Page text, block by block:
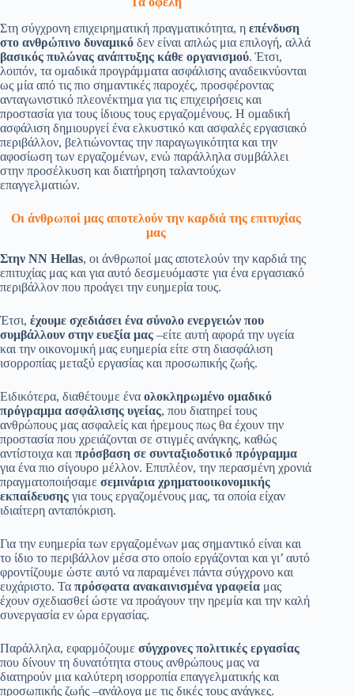
Στη σύγχρονη επιχειρηματική πραγματικότητα, η επένδυση
στο ανθρώπινο δυναμικό δεν είναι απλώς μια επιλογή, αλλά
βασικός πυλώνας ανάπτυξης κάθε οργανισμού. Έτσι,
λοιπόν, τα ομαδικά προγράμματα ασφάλισης αναδεικνύονται
ως μία από τις πιο σημαντικές παροχές, προσφέροντας
ανταγωνιστικό πλεονέκτημα για τις επιχειρήσεις και
προστασία για τους ίδιους τους εργαζομένους. Η ομαδική
ασφάλιση δημιουργεί ένα ελκυστικό και ασφαλές εργασιακό
περιβάλλον, βελτιώνοντας την παραγωγικότητα και την
αφοσίωση των εργαζομένων, ενώ παράλληλα συμβάλλει
στην προσέλκυση και διατήρηση ταλαντούχων
επαγγελματιών.
Οι άνθρωποί μας αποτελούν την καρδιά της επιτυχίας
μας
Στην NN Hellas, οι άνθρωποί μας αποτελούν την καρδιά της
επιτυχίας μας και για αυτό δεσμευόμαστε για ένα εργασιακό
περιβάλλον που προάγει την ευημερία τους.
Έτσι, έχουμε σχεδιάσει ένα σύνολο ενεργειών που
συμβάλλουν στην ευεξία μας –είτε αυτή αφορά την υγεία
και την οικονομική μας ευημερία είτε στη διασφάλιση
ισορροπίας μεταξύ εργασίας και προσωπικής ζωής.
Ειδικότερα, διαθέτουμε ένα ολοκληρωμένο ομαδικό
πρόγραμμα ασφάλισης υγείας, που διατηρεί τους
ανθρώπους μας ασφαλείς και ήρεμους πως θα έχουν την
προστασία που χρειάζονται σε στιγμές ανάγκης, καθώς
αντίστοιχα και πρόσβαση σε συνταξιοδοτικό πρόγραμμα
για ένα πιο σίγουρο μέλλον. Επιπλέον, την περασμένη χρονιά
πραγματοποιήσαμε σεμινάρια χρηματοοικονομικής
εκπαίδευσης για τους εργαζομένους μας, τα οποία είχαν
ιδιαίτερη ανταπόκριση.
Για την ευημερία των εργαζομένων μας σημαντικό είναι και
το ίδιο το περιβάλλον μέσα στο οποίο εργάζονται και γι’ αυτό
φροντίζουμε ώστε αυτό να παραμένει πάντα σύγχρονο και
ευχάριστο. Τα πρόσφατα ανακαινισμένα γραφεία μας
έχουν σχεδιασθεί ώστε να προάγουν την ηρεμία και την καλή
συνεργασία εν ώρα εργασίας.
Παράλληλα, εφαρμόζουμε σύγχρονες πολιτικές εργασίας
που δίνουν τη δυνατότητα στους ανθρώπους μας να
διατηρούν μια καλύτερη ισορροπία επαγγελματικής και
προσωπικής ζωής –ανάλογα με τις δικές τους ανάγκες.